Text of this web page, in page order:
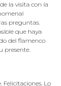
la visita con la
preguntas.
que haya
del flamenco
presente.
Felicitaciones. Lo